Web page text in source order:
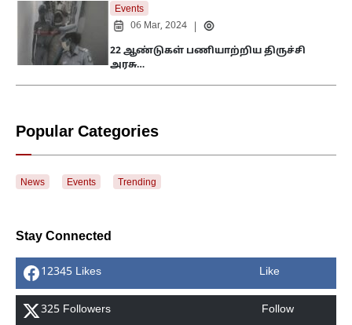
Events
06 Mar, 2024
22 ஆண்டுகள் பணியாற்றிய திருச்சி
அரசு…
Popular Categories
News Events Trending
Stay Connected
12345 Likes Like
325 Followers Follow